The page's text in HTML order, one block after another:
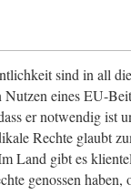
sind in all
eines EU-
er notwendig ist
Rechte glaubt
Land gibt es
genossen